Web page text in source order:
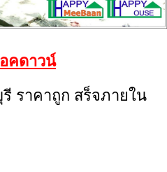
คดาวน์
ราคาถูก สร็จภายใน